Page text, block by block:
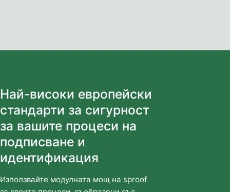
Най-високи европейски
стандарти за сигурност
за вашите процеси на
подписване и
идентификация
Използвайте модулната мощ на sproof